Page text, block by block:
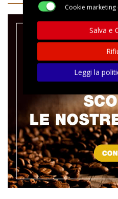
Cookie marketing
Salva e
Leggi la